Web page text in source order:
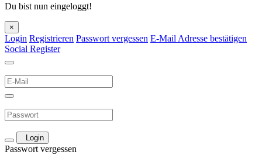
Du bist nun eingeloggt!
×
Login Registrieren Passwort vergessen E-Mail Adresse bestätigen
Social Register
Login
Passwort vergessen